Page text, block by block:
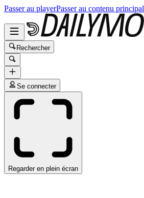
Passer au playerPasser au contenu principal
Rechercher
Se connecter
Regarder en plein écran